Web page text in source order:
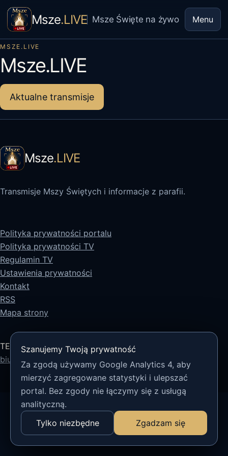
Msze.LIVE Msze Święte na żywo Menu
MSZE.LIVE
Msze.LIVE
Aktualne transmisje
Msze.LIVE
Transmisje Mszy Świętych i informacje z parafii.
Polityka prywatności portalu
Polityka prywatności TV
Regulamin TV
Ustawienia prywatności
Kontakt
RSS
Mapa strony
TECH5 sp. z o.o.
biuro@tech5.pl
Szanujemy Twoją prywatność
Za zgodą używamy Google Analytics 4, aby
mierzyć zagregowane statystyki i ulepszać
portal. Bez zgody nie łączymy się z usługą
analityczną.
Tylko niezbędne
Zgadzam się